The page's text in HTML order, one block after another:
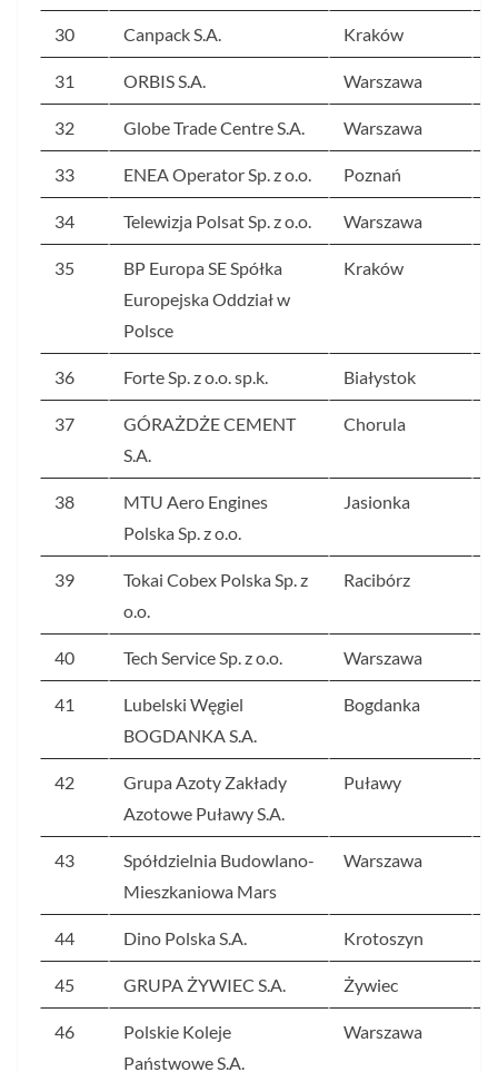
30 Canpack S.A. Kraków
31 ORBIS S.A. Warszawa
32 Globe Trade Centre S.A. Warszawa
33 ENEA Operator Sp. z o.o. Poznań
34 Telewizja Polsat Sp. z o.o. Warszawa
35
BP Europa SE Spółka
Europejska Oddział w
Polsce
Kraków
36 Forte Sp. z o.o. sp.k. Białystok
37
GÓRAŻDŻE CEMENT
S.A.
Chorula
38
MTU Aero Engines
Polska Sp. z o.o.
Jasionka
39
Tokai Cobex Polska Sp. z
o.o.
Racibórz
40 Tech Service Sp. z o.o. Warszawa
41
Lubelski Węgiel
BOGDANKA S.A.
Bogdanka
42
Grupa Azoty Zakłady
Azotowe Puławy S.A.
Puławy
43
Spółdzielnia Budowlano-
Mieszkaniowa Mars
Warszawa
44 Dino Polska S.A. Krotoszyn
45 GRUPA ŻYWIEC S.A. Żywiec
46
Polskie Koleje
Państwowe S.A.
Warszawa